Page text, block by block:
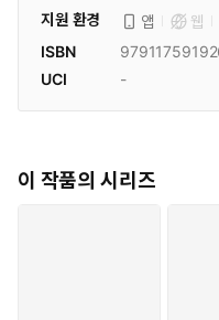
지원 환경
앱 웹
ISBN
UCI
-
이 작품의 시리즈